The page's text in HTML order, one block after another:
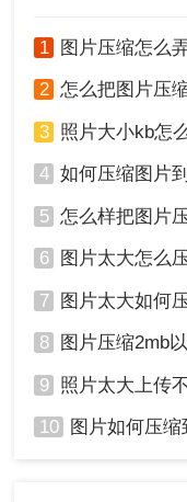
1 图片压缩怎么弄？
2 怎么把图片压缩小
3 照片大小kb怎么
4 如何压缩图片
5 怎么样把图片压缩
6 图片太大怎么
7 图片太大如何压缩变
8 图片压缩2mb
9 照片太大上传不了怎
10 图片如何压缩